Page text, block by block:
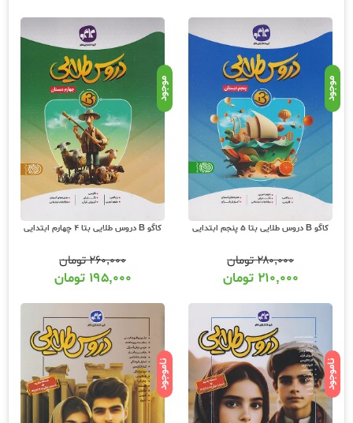
موجود
کاگو B دروس طلایی بتا 5 پنجم ابتدایی
۲۸۰,۰۰۰تومان
۲۱۰,۰۰۰ تومان
موجود
کاگو B دروس طلایی بتا 4 چهارم ابتدایی
۲۶۰,۰۰۰تومان
۱۹۵,۰۰۰ تومان
ناموجود ناموجود